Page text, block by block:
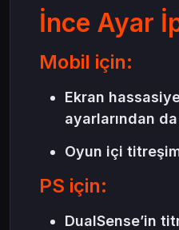
İnce Ayar
Mobil için:
Ekran
ayarlarından
Oyun içi
PS için:
DualSense’in